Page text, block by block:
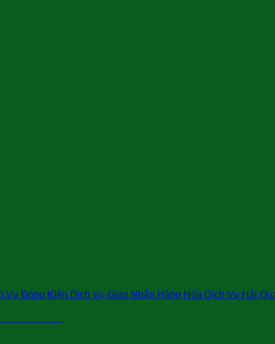
Vụ Đóng Kiện Dịch Vụ Giao Nhận Hàng Hóa Dịch Vụ Hải
TỪ A ĐẾN Z